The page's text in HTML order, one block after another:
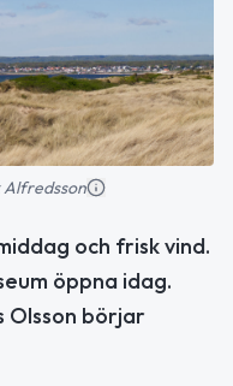
och frisk vind.
öppna idag.
Olsson börjar